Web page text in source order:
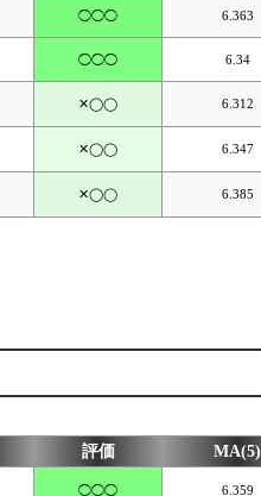
◯◯◯ 6.363
◯◯◯ 6.34
✕◯◯ 6.312
✕◯◯ 6.347
✕◯◯ 6.385
評価 MA(5)
◯◯◯ 6.359